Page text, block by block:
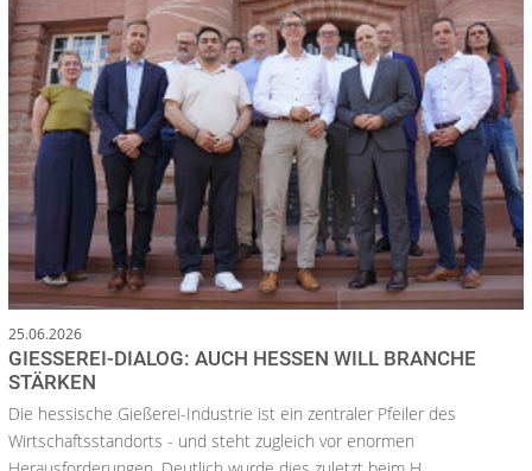
25.06.2026
GIESSEREI-DIALOG: AUCH HESSEN WILL BRANCHE S
TÄRKEN
Die hessische Gießerei-Industrie ist ein zentraler Pfeiler des
Wirtschaftsstandorts - und steht zugleich vor enormen